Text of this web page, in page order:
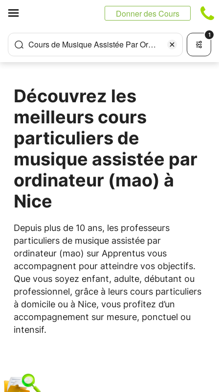
Donner des Cours
Cours de Musique Assistée Par Ordinateur (MAO)
1
Découvrez les
meilleurs cours
particuliers de
musique assistée par
ordinateur (mao) à
Nice
Depuis plus de 10 ans, les professeurs
particuliers de musique assistée par
ordinateur (mao) sur Apprentus vous
accompagnent pour atteindre vos objectifs.
Que vous soyez enfant, adulte, débutant ou
professionnel, grâce à leurs cours particuliers
à domicile ou à Nice, vous profitez d’un
accompagnement sur mesure, ponctuel ou
intensif.